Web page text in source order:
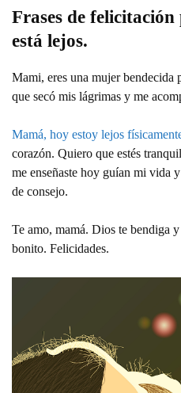
Frases de
está lejos.
Mami, eres una mujer
que secó mis lágrimas y me
Mamá, hoy estoy lejos
corazón. Quiero que estés
me enseñaste hoy guían mi vida
de consejo.
Te amo, mamá. Dios te bendiga
bonito. Felicidades.